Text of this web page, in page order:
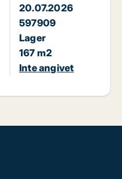
20.07.2026
597909
Lager
167 m2
Inte angivet